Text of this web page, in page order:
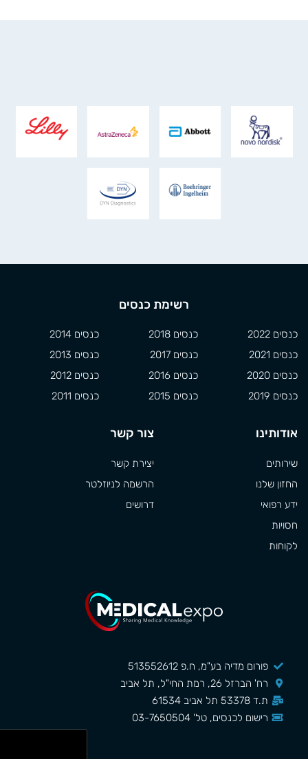
פורום מדיה בע"מ, ח.פ 513552612
רח' הברזל 26, רמת החי"ל, תל אביב
ת.ד 53378 תל אביב 61534
רישום לכנסים, טל' 03-7650504
רשימת כנסים
כנסים 2022
כנסים 2021
כנסים 2020
כנסים 2019
כנסים 2018
כנסים 2017
כנסים 2016
כנסים 2015
כנסים 2014
כנסים 2013
כנסים 2012
כנסים 2011
אודותינו
שירותים
החזון שלנו
ידע רפואי
חסויות
לקוחות
צור קשר
יצירת קשר
הרשמה לניוזלטר
דרושים